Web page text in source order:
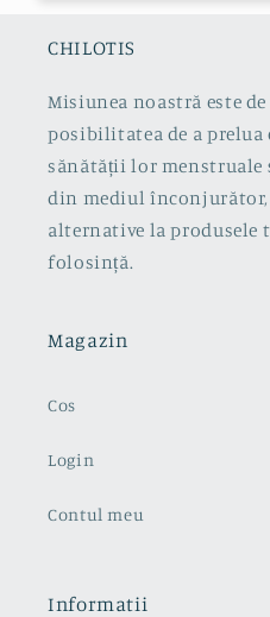
CHILOTIS
Misiunea noastră este
posibilitatea de a
sănătății lor menstruale
din mediul
alternative la produsele
folosință.
Magazin
Cos
Login
Contul meu
Informatii